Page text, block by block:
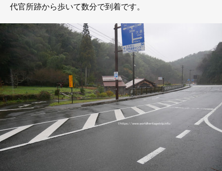
代官所跡から歩いて数分で到着です。